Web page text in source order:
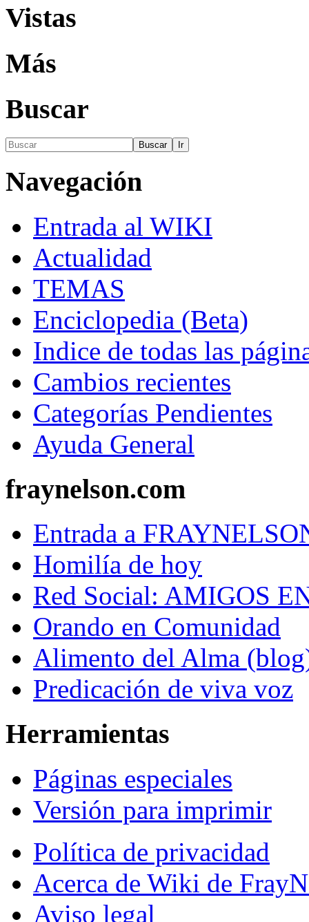
Vistas
Más
Buscar
Navegación
Entrada al WIKI
Actualidad
TEMAS
Enciclopedia (Beta)
Indice de todas las
Cambios recientes
Categorías Pendientes
Ayuda General
fraynelson.com
Entrada a
Homilía de hoy
Red Social: AMIGOS
Orando en Comunidad
Alimento del Alma
Predicación de viva voz
Herramientas
Páginas especiales
Versión para imprimir
Política de privacidad
Acerca de Wiki de
Aviso legal